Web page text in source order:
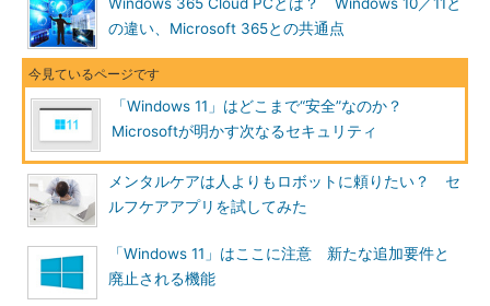
の違い、Microsoft 365との共通点
「Windows 11」はどこまで“安全”なのか？
Microsoftが明かす次なるセキュリティ
メンタルケアは人よりもロボットに頼りたい？ セ
ルフケアアプリを試してみた
「Windows 11」はここに注意 新たな追加要件と
廃止される機能